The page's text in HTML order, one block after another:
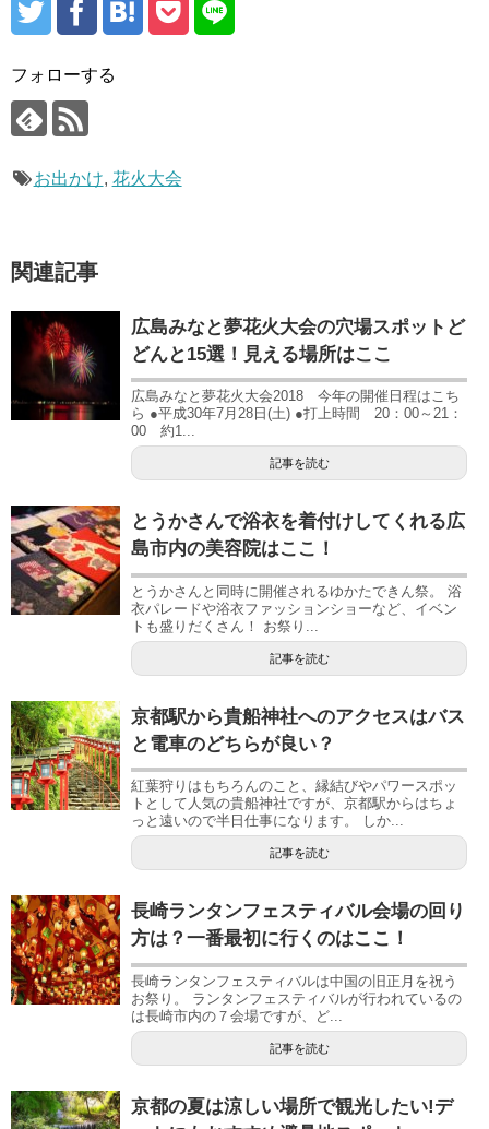
フォローする
お出かけ, 花火大会
関連記事
広島みなと夢花火大会の穴場スポットど
どんと15選！見える場所はここ
広島みなと夢花火大会2018 今年の開催日程はこち
ら ●平成30年7月28日(土) ●打上時間 20：00～21：
00 約1...
記事を読む
とうかさんで浴衣を着付けしてくれる広
島市内の美容院はここ！
とうかさんと同時に開催されるゆかたできん祭。 浴
衣パレードや浴衣ファッションショーなど、イベン
トも盛りだくさん！ お祭り...
記事を読む
京都駅から貴船神社へのアクセスはバス
と電車のどちらが良い？
紅葉狩りはもちろんのこと、縁結びやパワースポッ
トとして人気の貴船神社ですが、京都駅からはちょ
っと遠いので半日仕事になります。 しか...
記事を読む
長崎ランタンフェスティバル会場の回り
方は？一番最初に行くのはここ！
長崎ランタンフェスティバルは中国の旧正月を祝う
お祭り。 ランタンフェスティバルが行われているの
は長崎市内の７会場ですが、ど...
記事を読む
京都の夏は涼しい場所で観光したい!デ